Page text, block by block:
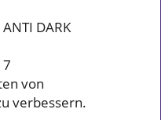
DARK
von
verbessern.